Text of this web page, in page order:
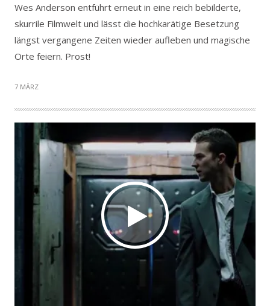
Wes Anderson entführt erneut in eine reich bebilderte,
skurrile Filmwelt und lässt die hochkarätige Besetzung
längst vergangene Zeiten wieder aufleben und magische
Orte feiern. Prost!
7 MÄRZ